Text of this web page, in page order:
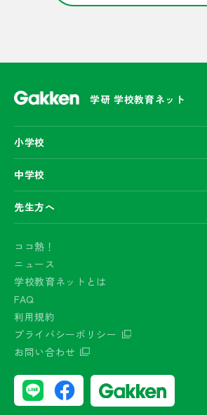
学研 学校教育ネット
小学校
中学校
先生方へ
ココ熱！
ニュース
学校教育ネットとは
FAQ
利用規約
プライバシーポリシー
お問い合わせ